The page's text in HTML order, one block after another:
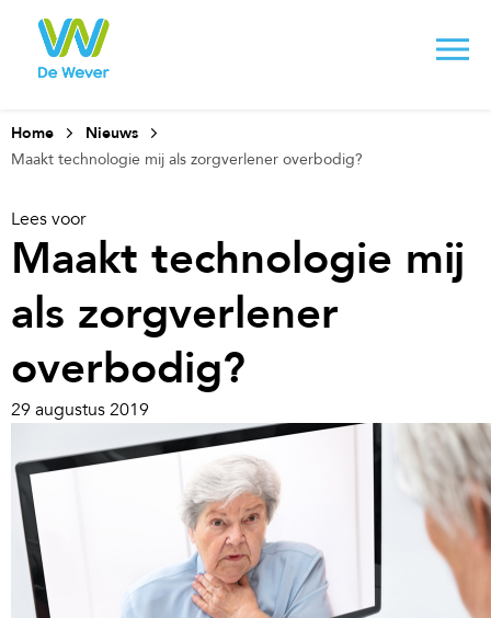
Home
Nieuws
Maakt technologie mij als zorgverlener overbodig?
Lees voor
Maakt technologie mij
als zorgverlener
overbodig?
29 augustus 2019